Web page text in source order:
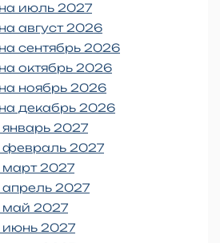
июль 2027
август 2026
сентябрь 2026
октябрь 2026
ноябрь 2026
декабрь 2026
2027
февраль 2027
март 2027
2027
май 2027
июнь 2027